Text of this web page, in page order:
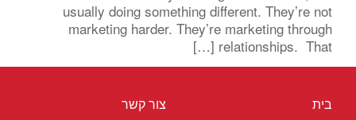
usually doing something different. They’re not
marketing harder. They’re marketing through
relationships. That […]
בית
צור קשר